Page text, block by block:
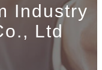
Industry
Ltd